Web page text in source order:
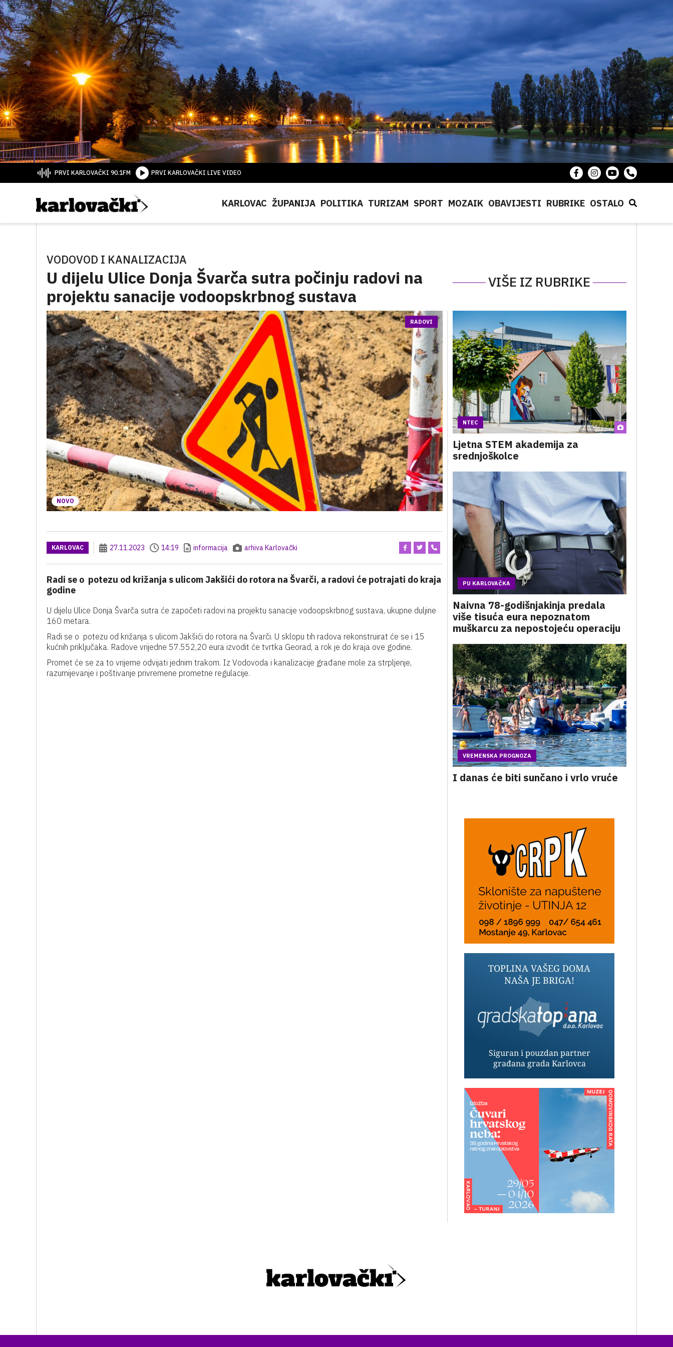
PRVI KARLOVAČKI 90.1FM PRVI KARLOVAČKI LIVE VIDEO
KARLOVAC ŽUPANIJA POLITIKA TURIZAM SPORT MOZAIK OBAVIJESTI RUBRIKE OSTALO
VODOVOD I KANALIZACIJA
U dijelu Ulice Donja Švarča sutra počinju radovi na
projektu sanacije vodoopskrbnog sustava
VIŠE IZ RUBRIKE
NOVO
RADOVI
KARLOVAC 27.11.2023 14:19 informacija arhiva Karlovački
Radi se o potezu od križanja s ulicom Jakšići do rotora na Švarči, a radovi će potrajati do kraja
godine
U dijelu Ulice Donja Švarča sutra će započeti radovi na projektu sanacije vodoopskrbnog sustava, ukupne duljine
160 metara.
Radi se o potezu od križanja s ulicom Jakšići do rotora na Švarči. U sklopu tih radova rekonstruirat će se i 15
kućnih priključaka. Radove vrijedne 57.552,20 eura izvodit će tvrtka Georad, a rok je do kraja ove godine.
Promet će se za to vrijeme odvijati jednim trakom. Iz Vodovoda i kanalizacije građane mole za strpljenje,
razumijevanje i poštivanje privremene prometne regulacije.
NTEC
Ljetna STEM akademija za
srednjoškolce
PU KARLOVAČKA
Naivna 78-godišnjakinja predala
više tisuća eura nepoznatom
muškarcu za nepostojeću operaciju
VREMENSKA PROGNOZA
I danas će biti sunčano i vrlo vruće